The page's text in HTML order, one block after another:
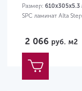
Размер:
SPC ламинат Alta
2 066 руб. м2